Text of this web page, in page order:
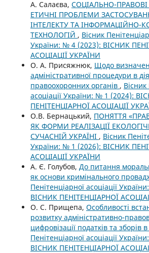
А. Салаєва, СОЦІАЛЬНО-
ЕТИЧНІ ПРОБЛЕМИ
ІНТЕЛЕКТУ ТА ІНФОРМАЦІЙНО-
ТЕХНОЛОГІЙ , Вісник
України: № 4 (2023): ВІСНИК
АСОЦІАЦІЇ УКРАЇНИ
О. А. Присяжнюк, Щодо
адміністративної процедури в
правоохоронних органів , Вісник
асоціації України: № 1 (2024):
ПЕНІТЕНЦІАРНОЇ АСОЦІАЦІЇ
О.В. Бернацький, ПОНЯТТЯ
ЯК ФОРМИ РЕАЛІЗАЦІЇ
СУЧАСНІЙ УКРАЇНІ , Вісник
України: № 1 (2026): ВІСНИК
АСОЦІАЦІЇ УКРАЇНИ
А. Є. Голубов, До питання
як основи кримінального
Пенітенціарної асоціації
ВІСНИК ПЕНІТЕНЦІАРНОЇ
О. С. Прищепа, Особливості
розвитку адміністративно-
цифровізації податків та зборів в
Пенітенціарної асоціації
ВІСНИК ПЕНІТЕНЦІАРНОЇ